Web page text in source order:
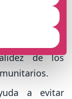
VIES (VAT
, una
Europea
de los
a evitar